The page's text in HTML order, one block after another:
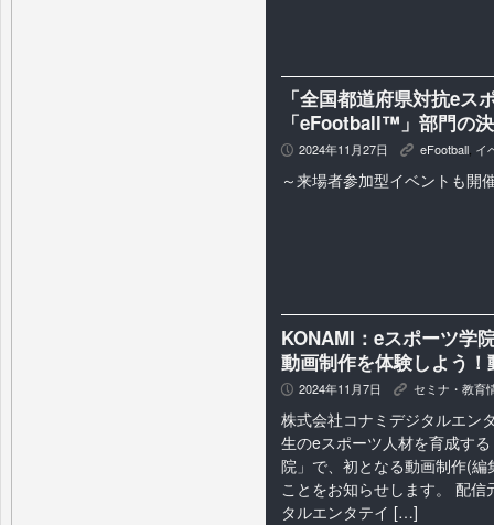
「全国都道府県対抗eス
「eFootball™」部門の
P 2024年11月27日 K eFootball, イ
～来場者参加型イベントも開
KONAMI：eスポーツ学
動画制作を体験しよう
P 2024年11月7日 K セミナ・教育
株式会社コナミデジタルエン
生のeスポーツ人材を育成す
院」で、初となる動画制作(
ことをお知らせします。 配
タルエンタテイ […]